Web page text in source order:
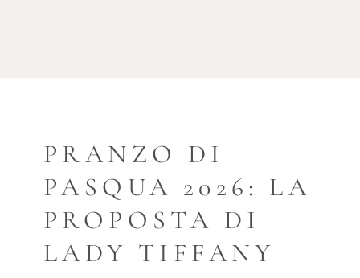
PRANZO DI
PASQUA 2026: LA
PROPOSTA DI
LADY TIFFANY